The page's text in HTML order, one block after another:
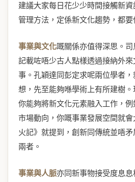
建議大家每日花少少時間接觸新
管理方法，定係新文化趨勢，都要
事業與文化嘅關係亦值得深思。
記載咗唔少古人點樣透過接納外
事。孔穎達同彭定求呢兩位學者
想，先至能夠喺學術上有所建樹
你能夠將新文化元素融入工作，
市場動向，你嘅事業發展空間就
火記》就提到，創新同傳統並唔
兩者。
事業與人脈亦同新事物接受度息